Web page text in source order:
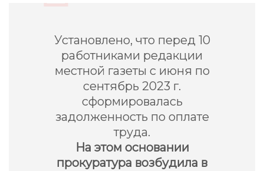
Установлено, что перед 10
работниками редакции
местной газеты с июня по
сентябрь 2023 г.
сформировалась
задолженность по оплате
труда.
На этом основании
прокуратура возбудила в